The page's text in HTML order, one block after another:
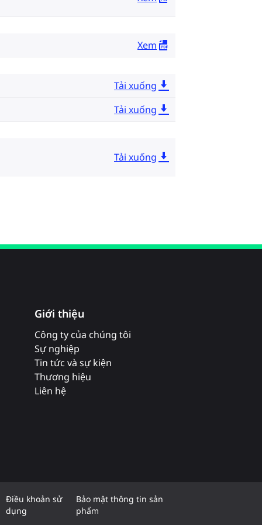
Xem
Tải xuống
Tải xuống
Tải xuống
Giới thiệu
Công ty của chúng tôi
Sự nghiệp
Tin tức và sự kiện
Thương hiệu
Liên hệ
Điều khoản sử
dụng
Bảo mật thông tin sản
phẩm